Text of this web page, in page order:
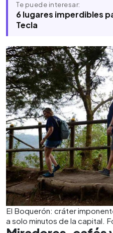
Te puede interesar:
6 lugares imperdibles
Tecla
El Boquerón: cráter
a solo minutos de la capital.